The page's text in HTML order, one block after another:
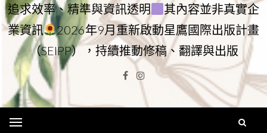
追求效率、精準與資訊透明
其內容並非真實企
業資訊
2026年9月重新啟動星鷹國際出版計畫
（SEIPP），持續推動修稿、翻譯與出版
Facebook
Instagram